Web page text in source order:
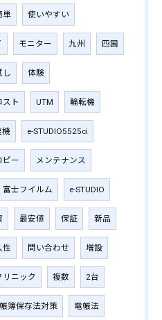
単 使いやすい
モニター 九州 四国
し 体験
スト UTM 輪転機
機 e-STUDIO5525ci
ピー メンテナンス
富士フイルム e-STUDIO
最安値 保証 新品
性 問い合わせ 増設
リニック 複数 2台
簿保存法対策 電帳法